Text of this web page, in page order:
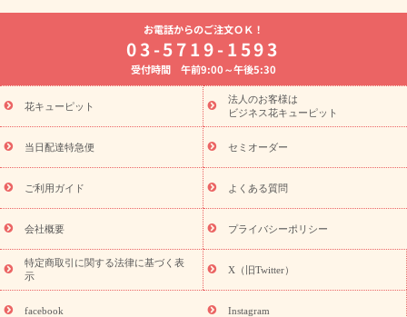
よく贈られる花
お祝いの花特集
誕生日フラワーギフト特集
8月の誕生花(トルコキキョウ)
開店・開業祝い
お供え・お悔やみ お供え・お悔やみの花
通夜・葬儀に贈る花 胡蝶蘭・花鉢
ーブドフラワー
季節のイベント
ひまわり ギフト・プレゼント
特集
お盆 花（新盆・初盆） 季節のイベント
お盆 花（新
盆・初盆）
お盆 花（新盆・初盆）
お盆・お供え 花とセットギ
フト
お盆・お供え プリザーブドフラワー
ひまわり ギフト・プ
レゼント特集
夏の花贈り・お中元・暑中見舞い 花のギフト特集
敬老の日におくる花ギフト・プレゼント特集
花ギフト・プレゼント特集
敬老の日 花のおすすめランキング
敬
老の日 花鉢植えのギフト・プレゼント特集
敬老の日 花とセットギ
フト・プレゼント特集
敬老の日の花 全てのギフト一覧
キャン
ペーン
映画『ウォーターガーディアンズ』コラボキャンペーン
「きょう誕生日なんです」キャンペーン
誕生日の花を探す
誕生日フラワーギフト 誕生日フラワーギフト特集
お電話からのご注文ＯＫ！
03-5719-1593
受付時間 午前9:00～午後5:30
花キューピット
法人のお客様は
ビジネス花キューピット
当日配達特急便 セミオーダー
ご利用ガイド よくある質問
会社概要 プライバシーポリシー
特定商取引に関する法律に基づく表
示
X（旧Twitter）
facebook Instagram